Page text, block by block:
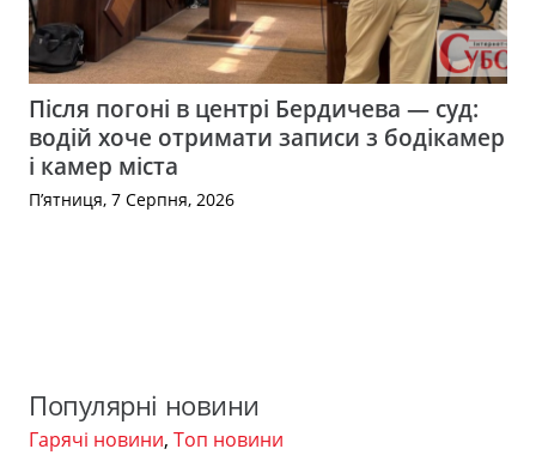
Після погоні в центрі Бердичева — суд:
водій хоче отримати записи з бодікамер
і камер міста
П’ятниця, 7 Серпня, 2026
Популярні новини
Гарячі новини, Топ новини